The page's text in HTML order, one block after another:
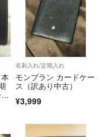
名刺入れ/定期入れ
モンブラン カードケー
ス（訳あり中古）
¥3,999